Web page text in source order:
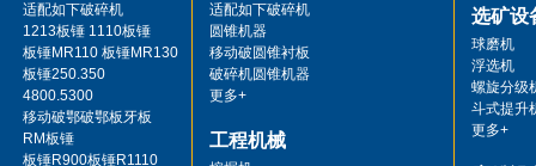
MR130 R EVO
F20011039
2196048
MR130 R EVO
2200201
MR130Z
F10343421
F10330751
F10408421
适配如下破碎机
1213板锤 1110板锤
板锤MR110 板锤MR130
板锤250.350
4800.5300
移动破鄂破鄂板牙板
RM板锤
板锤R900板锤R1110
适配如下破碎机
圆锥机器
移动破圆锥衬板
破碎机圆锥机器
更多+
工程机械
选矿设
球磨机
浮选机
螺旋分级
斗式提升
更多+